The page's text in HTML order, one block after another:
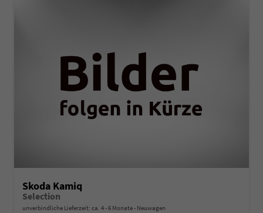
Skoda Kamiq
Selection
unverbindliche Lieferzeit: ca. 4 - 6 Monate Neuwagen